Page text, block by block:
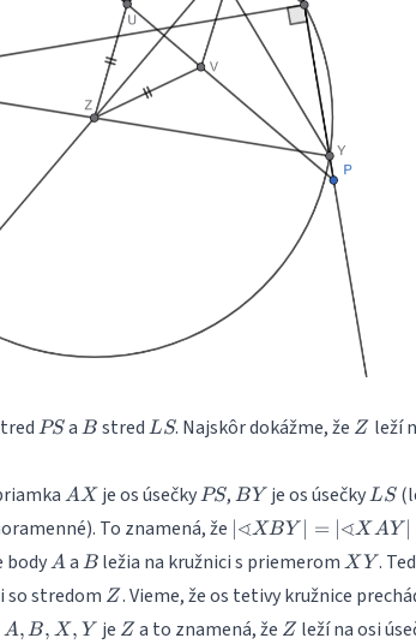
PS
PSa B
B stred LS
LS. Najskôr dokážme, že Z
Z leží
AX
AXje os úsečky PS
PS, BY
BY je os úsečkyLS
LS
To znamená, že |\sphericalangle
XBY| =
|\sphericalangle
XAY| =
90^{\circ}
∣∢XBY ∣ = ∣∢XAY ∣
body A
Aa B
B ležia na kružnici s priemeromXY
X Y .
so stredom Z
Z. Vieme, že os tetivy kružnice
A,B,X,Y
A, B, X, Y je Z
Za to znamená, že Z
Z leží na osi